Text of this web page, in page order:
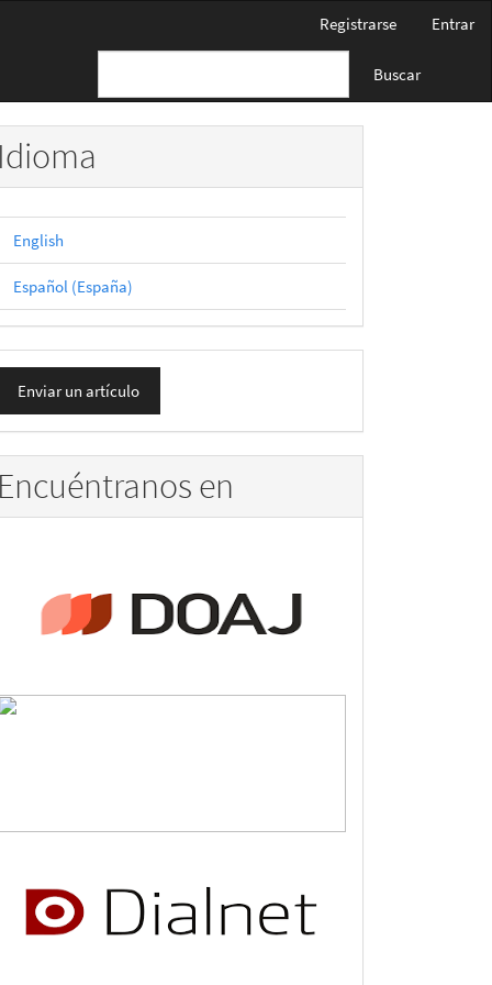
Registrarse Entrar
Buscar
Idioma
English
Español (España)
Enviar un artículo
Encuéntranos en